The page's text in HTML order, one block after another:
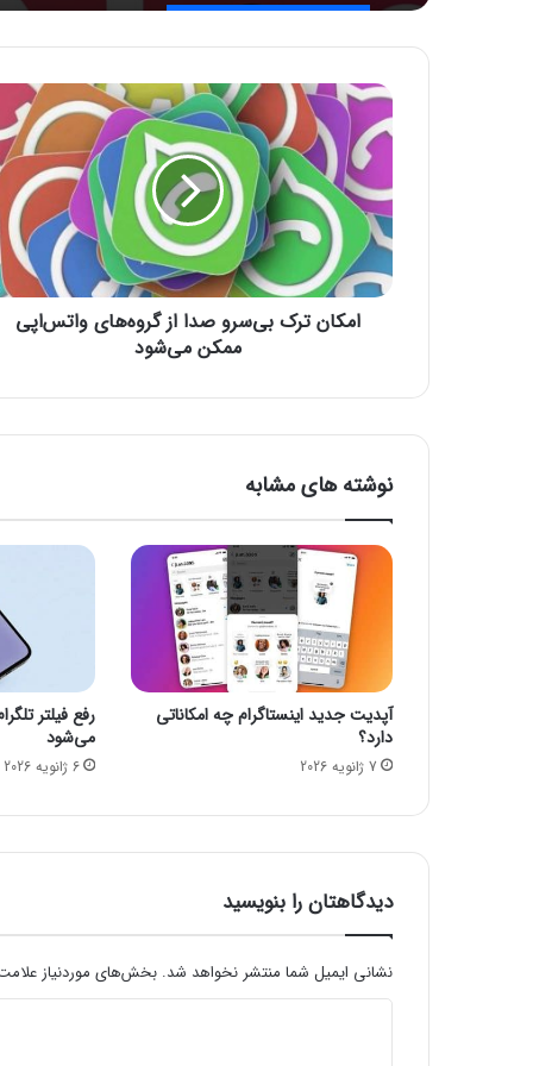
ا
م
ک
ن
ت
ر
ک
و
ا
ز
گ
ر
ا
ی
و
ا
ت
ا
م
ک
ن
م
امکان ترک بی‌سرو صدا از گروه‌های واتس‌اپی
ممکن می‌شود
نوشته های مشابه
آپدیت جدید اینستاگرام چه امکاناتی
دارد؟
7 ژانویه 2026
رفع فیلتر
می‌شود
6 ژانویه 2026
دیدگاهتان را بنویسید
نشانی ایمیل شما منتشر نخواهد شد. بخش‌های موردنیاز